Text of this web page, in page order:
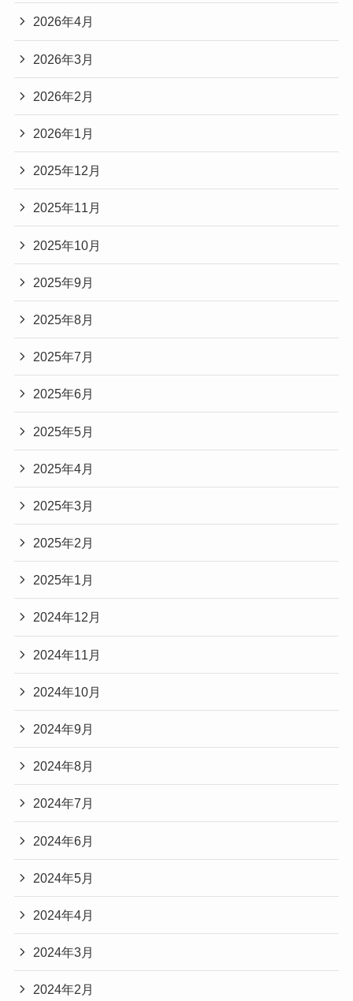
2026年4月
2026年3月
2026年2月
2026年1月
2025年12月
2025年11月
2025年10月
2025年9月
2025年8月
2025年7月
2025年6月
2025年5月
2025年4月
2025年3月
2025年2月
2025年1月
2024年12月
2024年11月
2024年10月
2024年9月
2024年8月
2024年7月
2024年6月
2024年5月
2024年4月
2024年3月
2024年2月